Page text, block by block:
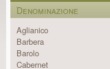
Denominazione
Aglianico
Barbera
Barolo
Cabernet